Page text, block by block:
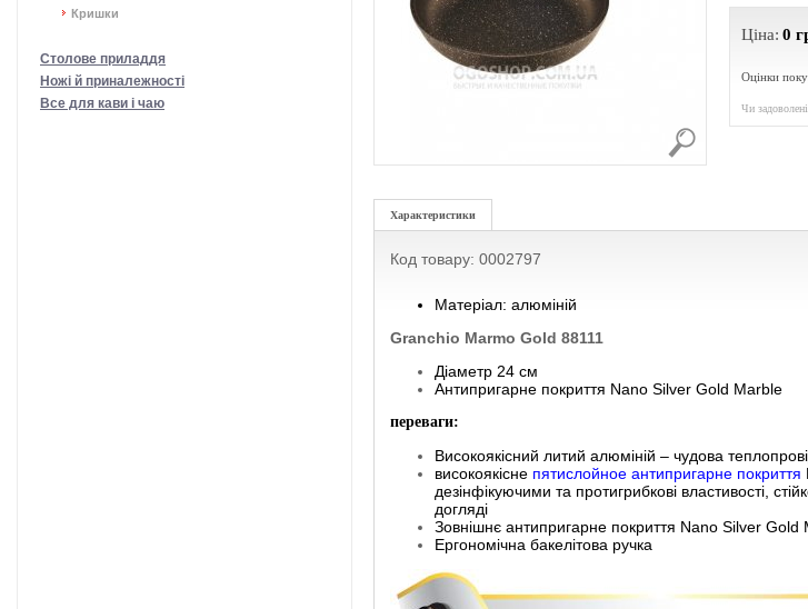
Кришки
Столове приладдя
Ножі й приналежності
Все для кави і чаю
Ціна: 0
Оцінки
Чи
Характеристики
Код товару: 0002797
Матеріал: алюміній
Granchio Marmo Gold 88111
Діаметр 24 см
Антипригарне покриття Nano Silver Gold Marble
переваги:
Високоякісний литий алюміній – чудова
високоякісне пятислойное антипригарне покриття
дезінфікуючими та протигрибкові властивості,
догляді
Зовнішнє антипригарне покриття Nano Silver
Ергономічна бакелітова ручка